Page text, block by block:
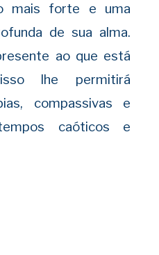
mais forte e uma
de sua alma.
ao que está
lhe permitirá
compassivas e
caóticos e